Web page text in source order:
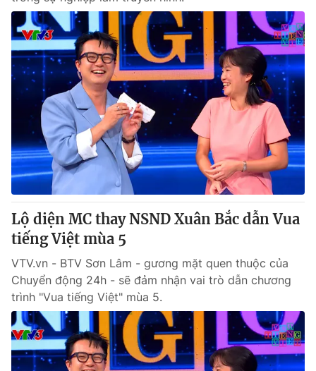
Nhân vật
Khán giả
Giải sao mai
Âm nhạc
Sao
Du lịch
Làm đẹp
Chất lượng cuộc sống
Giáo dục
Tuyển sinh
Học trực tuyến
Công nghệ
Hitech Công nghệ tương lai
Sản phẩm
Thị trường
Tư vấn
Giao lưu trực tuyến
Lịch phát sóng
Chuyên mục khác
Emagazine
Photo Infographic
Video Shorts video
VTV Money VTV Thể thao
Lộ diện MC thay NSND Xuân Bắc dẫn Vua
tiếng Việt mùa 5
VTV.vn - BTV Sơn Lâm - gương mặt quen thuộc của
Chuyển động 24h - sẽ đảm nhận vai trò dẫn chương
trình "Vua tiếng Việt" mùa 5.